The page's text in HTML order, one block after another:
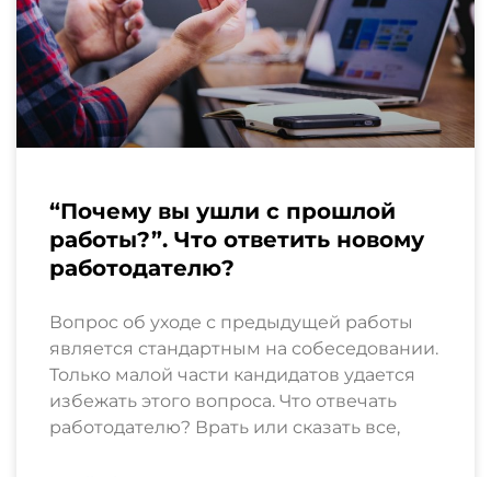
“Почему вы ушли с прошлой
работы?”. Что ответить новому
работодателю?
Вопрос об уходе с предыдущей работы
является стандартным на собеседовании.
Только малой части кандидатов удается
избежать этого вопроса. Что отвечать
работодателю? Врать или сказать все,